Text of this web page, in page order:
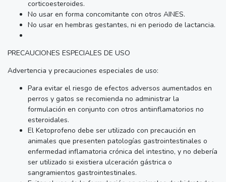
corticoesteroides.
No usar en forma concomitante con otros AINES.
No usar en hembras gestantes, ni en periodo de lactancia.
PRECAUCIONES ESPECIALES DE USO
Advertencia y precauciones especiales de uso:
Para evitar el riesgo de efectos adversos aumentados en
perros y gatos se recomienda no administrar la
formulación en conjunto con otros antiinflamatorios no
esteroidales.
El Ketoprofeno debe ser utilizado con precaución en
animales que presenten patologías gastrointestinales o
enfermedad inflamatoria crónica del intestino, y no debería
ser utilizado si existiera ulceración gástrica o
sangramientos gastrointestinales.